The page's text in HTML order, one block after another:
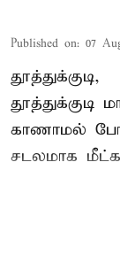
Published on: 07
தூத்துக்குடி,
தூத்துக்குடி
காணாமல்
சடலமாக